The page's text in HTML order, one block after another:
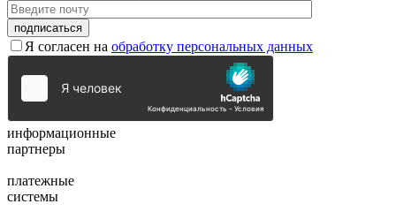
Я согласен на обработку персональных данных
информационные
партнеры
платежные
системы